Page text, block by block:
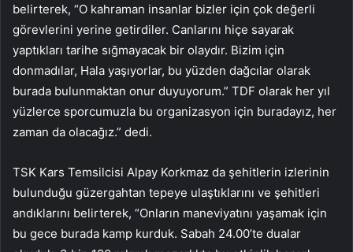
belirterek, “O kahraman insanlar bizler için çok değerli
görevlerini yerine getirdiler. Canlarını hiçe sayarak
yaptıkları tarihe sığmayacak bir olaydır. Bizim için
donmadılar, Hala yaşıyorlar, bu yüzden dağcılar olarak
burada bulunmaktan onur duyuyorum.” TDF olarak her yıl
yüzlerce sporcumuzla bu organizasyon için buradayız, her
zaman da olacağız.” dedi.
TSK Kars Temsilcisi Alpay Korkmaz da şehitlerin izlerinin
bulunduğu güzergahtan tepeye ulaştıklarını ve şehitleri
andıklarını belirterek, “Onların maneviyatını yaşamak için
bu gece burada kamp kurduk. Sabah 24.00’te dualar